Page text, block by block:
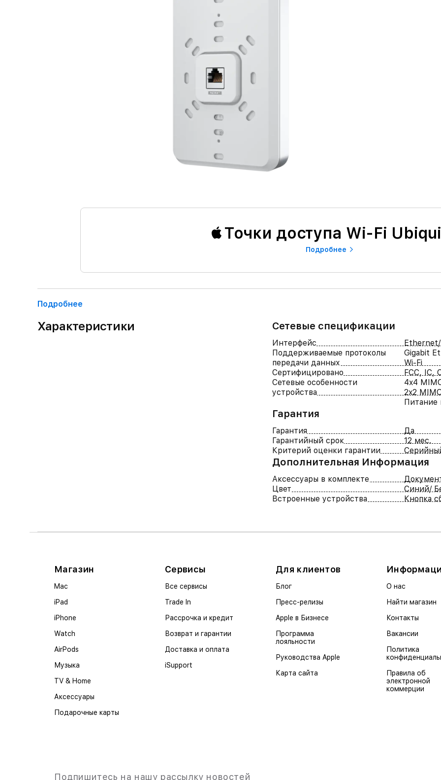
Точки доступа Wi-Fi
Подробнее
Подробнее
Характеристики Cетевые спецификации
Интерфейс
Поддерживаемые протоколы
передачи данных
Gigabit
Wi-Fi
Сертифицировано
FCC, IC,
Сетевые особенности
устройства
4x4
2x2
Питание
Гарантия
Гарантия
Да
Гарантийный срок
12 мес.
Критерий оценки гарантии
Дополнительная Информация
Аксессуары в комплекте
Цвет
Синий/
Встроенные устройства
Кнопка
Магазин
Mac
iPad
iPhone
Watch
AirPods
Музыка
TV & Home
Аксессуары
Подарочные карты
Сервисы
Все сервисы
Trade In
Рассрочка и кредит
Возврат и гарантии
Доставка и оплата
iSupport
Для клиентов
Блог
Пресс-релизы
Apple в Бизнесе
Программа
лояльности
Руководства Apple
Карта сайта
О нас
Найти магазин
Контакты
Вакансии
Политика
Правила об
электронной
коммерции
Подпишитесь на нашу рассылку новостей